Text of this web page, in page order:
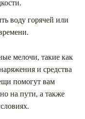
воду горячей или
мелочи, такие как
и средства
помогут вам
на пути, а также